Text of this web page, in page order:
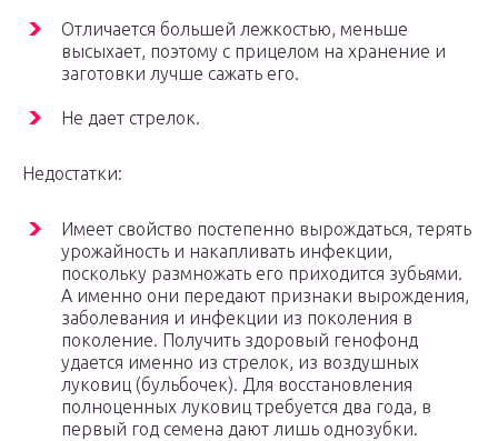
Отличается большей лежкостью, меньше
высыхает, поэтому с прицелом на хранение и
заготовки лучше сажать его.
Не дает стрелок.
Недостатки:
Имеет свойство постепенно вырождаться, терять
урожайность и накапливать инфекции,
поскольку размножать его приходится зубьями.
А именно они передают признаки вырождения,
заболевания и инфекции из поколения в
поколение. Получить здоровый генофонд
удается именно из стрелок, из воздушных
луковиц (бульбочек). Для восстановления
полноценных луковиц требуется два года, в
первый год семена дают лишь однозубки.